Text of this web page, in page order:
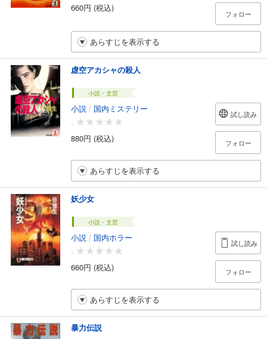
660円 (税込)
フォロー
あらすじを表示する
虚空アカシャの殺人
小説・文芸
小説 / 国内ミステリー
-
880円 (税込)
試し読み
フォロー
あらすじを表示する
妖少女
小説・文芸
小説 / 国内ホラー
-
660円 (税込)
試し読み
フォロー
あらすじを表示する
暴力伝説